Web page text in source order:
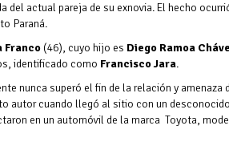
del actual pareja de su exnovia. El hecho
Paraná.
Franco (46), cuyo hijo es Diego Ramoa
identificado como Francisco Jara.
nunca superó el fin de la relación y amenaza
autor cuando llegó al sitio con un
en un automóvil de la marca Toyota,